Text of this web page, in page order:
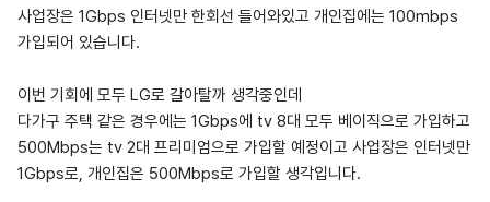
사업장은 1Gbps 인터넷만 한회선 들어와있고 개인집에는 100mbps
가입되어 있습니다.
이번 기회에 모두 LG로 갈아탈까 생각중인데
다가구 주택 같은 경우에는 1Gbps에 tv 8대 모두 베이직으로 가입하고
500Mbps는 tv 2대 프리미엄으로 가입할 예정이고 사업장은 인터넷만
1Gbps로, 개인집은 500Mbps로 가입할 생각입니다.